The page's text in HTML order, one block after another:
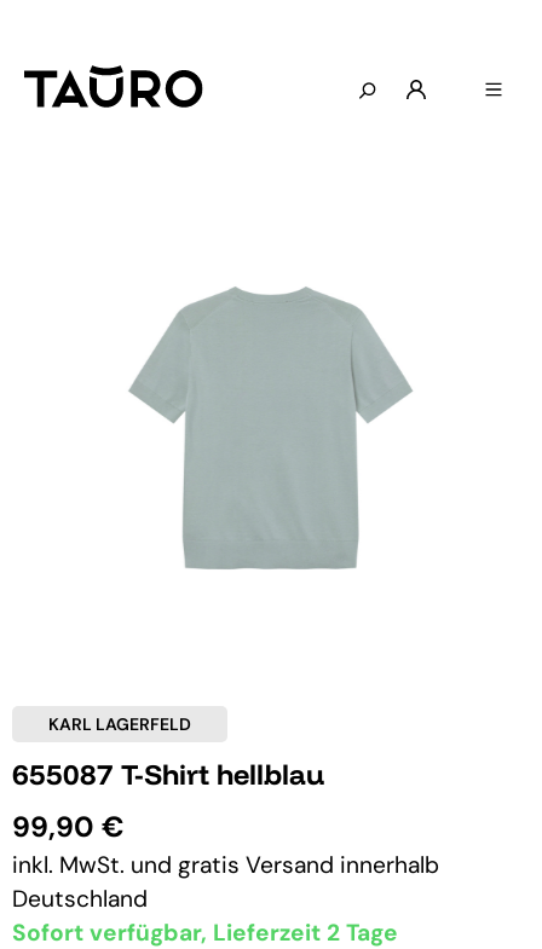
KARL LAGERFELD
655087 T-Shirt hellblau
99,90 €
inkl. MwSt. und gratis Versand innerhalb
Deutschland
Sofort verfügbar, Lieferzeit 2 Tage